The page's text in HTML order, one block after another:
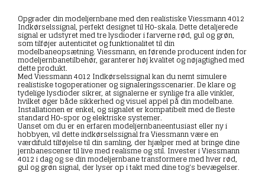
Opgrader din modeljernbane med den realistiske Viessmann 4012
Indkørselssignal, perfekt designet til H0-skala. Dette detaljerede
signal er udstyret med tre lysdioder i farverne rød, gul og grøn,
som tilføjer autenticitet og funktionalitet til din
modelbaneopsætning. Viessmann, en førende producent inden for
modeljernbanetilbehør, garanterer høj kvalitet og nøjagtighed med
dette produkt.
Med Viessmann 4012 Indkørselssignal kan du nemt simulere
realistiske togoperationer og signaleringsscenarier. De klare og
tydelige lysdioder sikrer, at signalerne er synlige fra alle vinkler,
hvilket øger både sikkerhed og visuel appel på din modelbane.
Installationen er enkel, og signalet er kompatibelt med de fleste
standard H0-spor og elektriske systemer.
Uanset om du er en erfaren modeljernbaneentusiast eller ny i
hobbyen, vil dette indkørselssignal fra Viessmann være en
værdifuld tilføjelse til din samling, der hjælper med at bringe dine
jernbanescener til live med realisme og stil. Invester i Viessmann
4012 i dag og se din modeljernbane transformere med hver rød,
gul og grøn signal, der lyser op i takt med dine tog's bevægelser.